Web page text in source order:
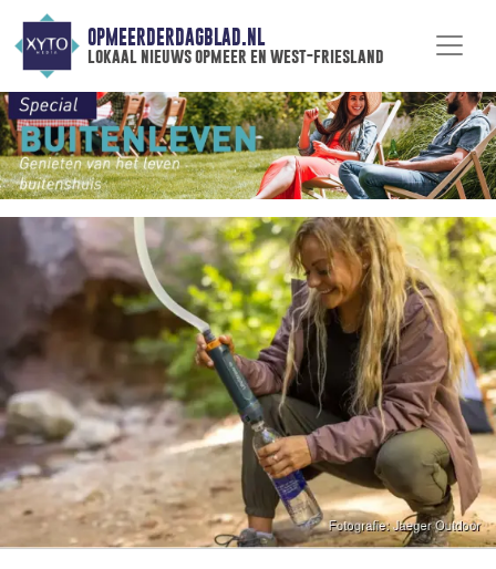
OPMEERDERDAGBLAD.NL
lokaal nieuws opmeer en west-friesland